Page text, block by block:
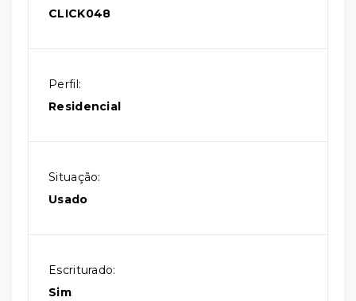
CLICK048
Perfil:
Residencial
Situação:
Usado
Escriturado:
Sim